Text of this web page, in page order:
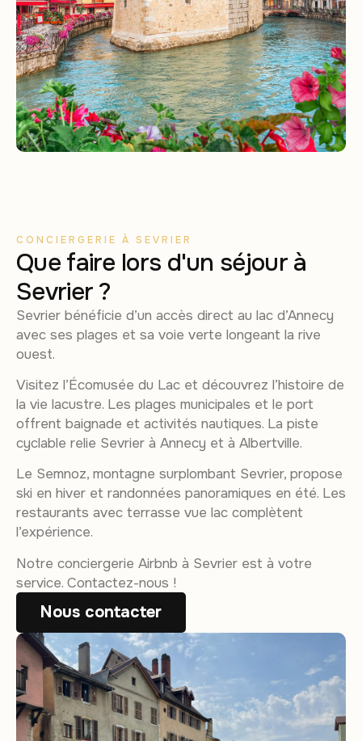
CONCIERGERIE À SEVRIER
Que faire lors d'un séjour à
Sevrier ?
Sevrier bénéficie d’un accès direct au lac d’Annecy
avec ses plages et sa voie verte longeant la rive
ouest.
Visitez l’Écomusée du Lac et découvrez l’histoire de
la vie lacustre. Les plages municipales et le port
offrent baignade et activités nautiques. La piste
cyclable relie Sevrier à Annecy et à Albertville.
Le Semnoz, montagne surplombant Sevrier, propose
ski en hiver et randonnées panoramiques en été. Les
restaurants avec terrasse vue lac complètent
l’expérience.
Notre conciergerie Airbnb à Sevrier est à votre
service. Contactez-nous !
Nous contacter